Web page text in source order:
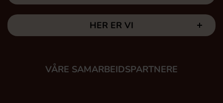
HER ER VI
VÅRE SAMARBEIDSPARTNERE